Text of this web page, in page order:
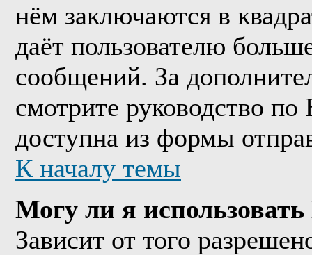
нём заключаются в
даёт пользователю
сообщений. За
смотрите руководство
доступна из формы
К началу темы
Могу ли я
Зависит от того